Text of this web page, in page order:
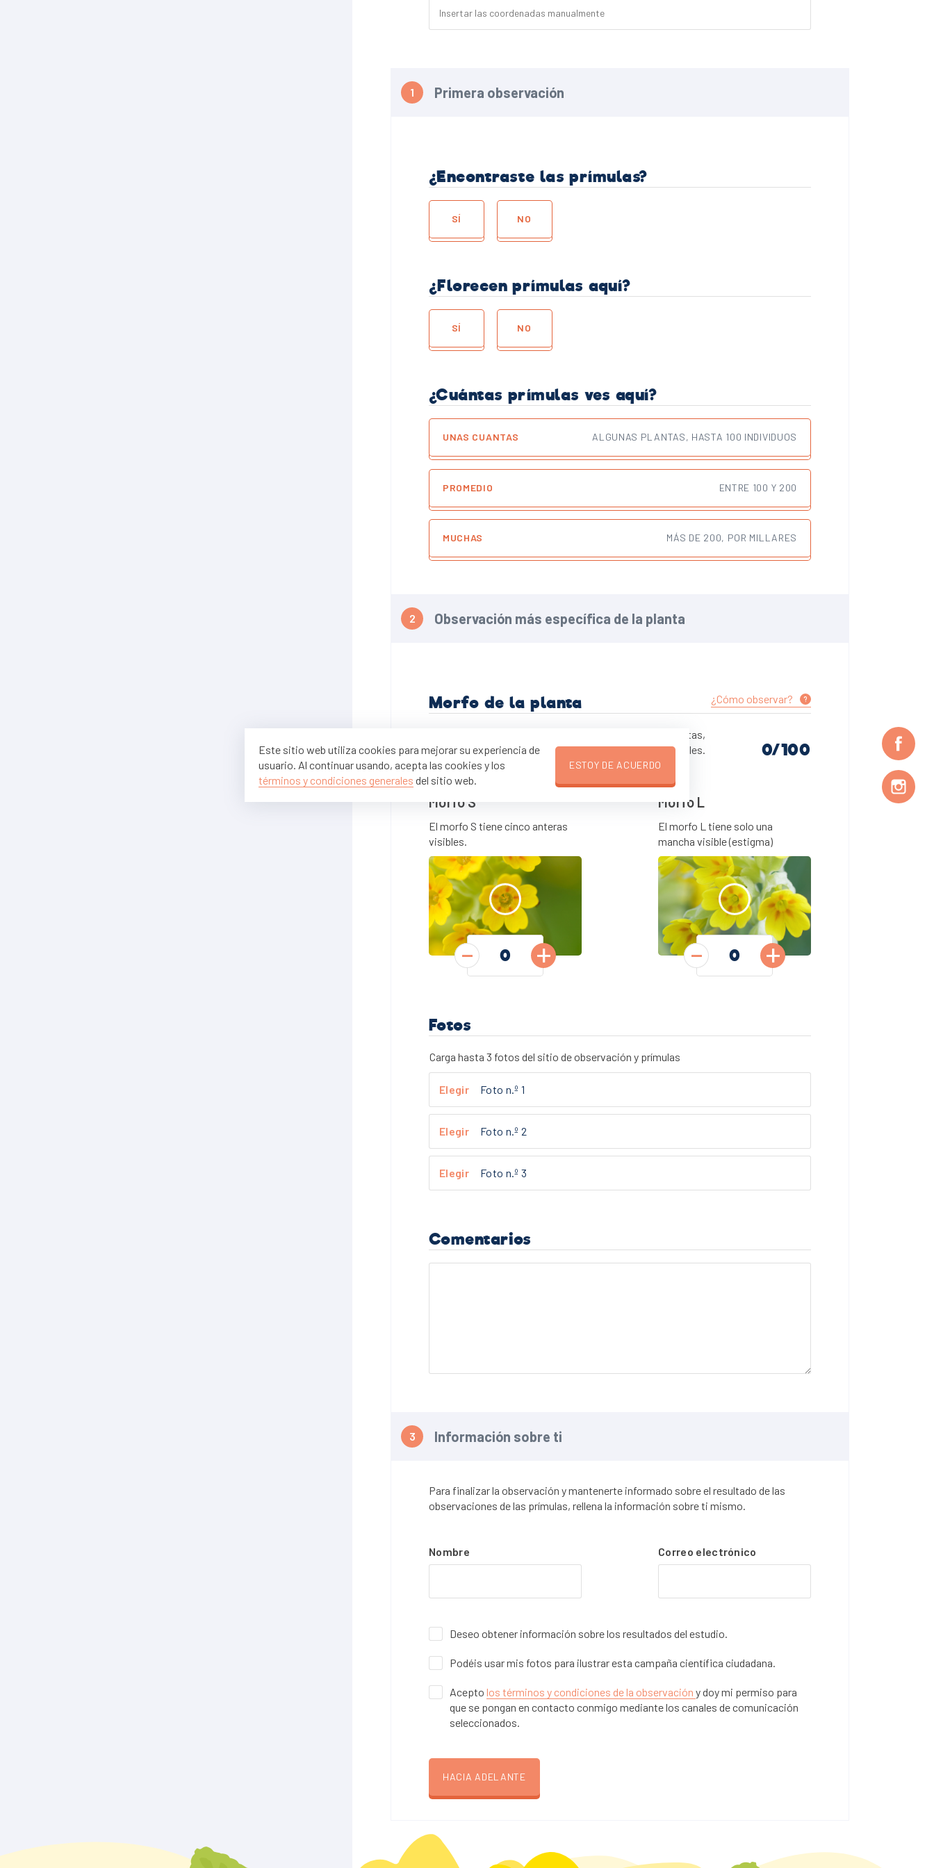
Primera observación
¿Encontraste las prímulas?
SÍ NO
¿Florecen prímulas aquí?
SÍ NO
¿Cuántas prímulas ves aquí?
UNAS CUANTAS ALGUNAS PLANTAS, HASTA 100 INDIVIDUOS
PROMEDIO ENTRE 100 Y 200
MUCHAS MÁS DE 200, POR MILLARES
Observación más específica de la planta
¿Cómo observar? ?
Morfo de la planta
Precisas observar 100 plantas. Cuando haya menos plantas,
observa todas ellas. El morfo S tiene cinco anteras visibles.
El morfo L tiene solo una mancha visible (estigma).
0
Morfo S
- +
Morfo L
- +
Fotos
Carga hasta 3 fotos del sitio de observación y prímulas
Foto n.º 1
Foto n.º 2
Foto n.º 3
Comentarios
Información sobre ti
Para finalizar la observación y mantenerte informado sobre el resultado de las
observaciones de las prímulas, rellena la información sobre ti mismo.
Nombre Correo electrónico
Deseo obtener información sobre los resultados del estudio.
Podéis usar mis fotos para ilustrar esta campaña científica ciudadana.
Acepto los términos y condiciones de la observación y doy mi permiso para
que se pongan en contacto conmigo mediante los canales de comunicación
seleccionados.
HACIA ADELANTE
Este sitio web utiliza cookies para mejorar su experiencia de
usuario. Al continuar usando, acepta las cookies y los
términos y condiciones generales del sitio web.
ESTOY DE ACUERDO